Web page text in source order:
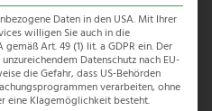
Daten in den USA. Mit Ihrer
willigen Sie auch in die
Art. 49 (1) lit. a GDPR ein. Der
Datenschutz nach EU-
die Gefahr, dass US-Behörden
verarbeiten, ohne
eine Klagemöglichkeit besteht.